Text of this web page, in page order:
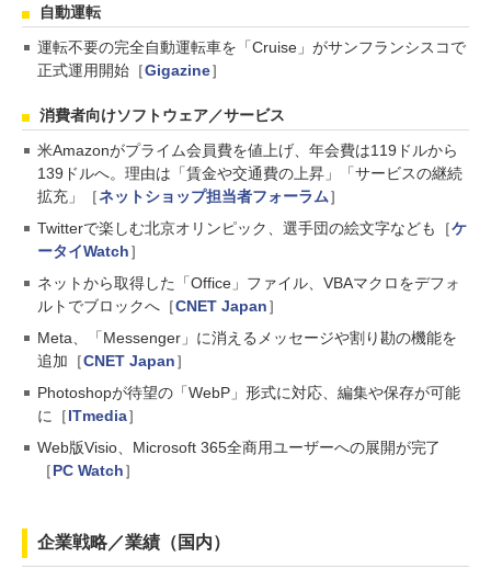
自動運転
運転不要の完全自動運転車を「Cruise」がサンフランシスコで
正式運用開始［Gigazine］
消費者向けソフトウェア／サービス
米Amazonがプライム会員費を値上げ、年会費は119ドルから
139ドルへ。理由は「賃金や交通費の上昇」「サービスの継続
拡充」［ネットショップ担当者フォーラム］
Twitterで楽しむ北京オリンピック、選手団の絵文字なども［ケ
ータイWatch］
ネットから取得した「Office」ファイル、VBAマクロをデフォ
ルトでブロックへ［CNET Japan］
Meta、「Messenger」に消えるメッセージや割り勘の機能を
追加［CNET Japan］
Photoshopが待望の「WebP」形式に対応、編集や保存が可能
に［ITmedia］
Web版Visio、Microsoft 365全商用ユーザーへの展開が完了
［PC Watch］
企業戦略／業績（国内）